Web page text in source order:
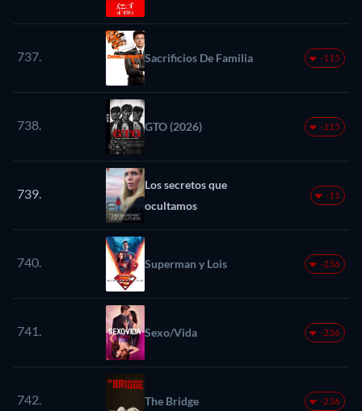
737. Sacrificios De Familia -115
738. GTO (2026) -115
739.
Los secretos que
ocultamos
-11
740. Superman y Lois -236
741. Sexo/Vida -236
742. The Bridge -236